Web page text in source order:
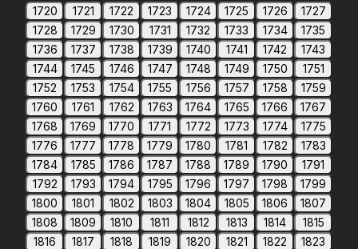
1720
1721 1722 1723 1724 1725 1726
1727
1728
1729 1730 1731 1732 1733 1734
1735
1736
1737 1738 1739 1740 1741 1742
1743
1744
1745 1746 1747 1748 1749 1750
1751
1752
1753 1754 1755 1756 1757 1758
1759
1760
1761 1762 1763 1764 1765 1766
1767
1768
1769 1770 1771 1772 1773 1774
1775
1776
1777 1778 1779 1780 1781 1782
1783
1784
1785 1786 1787 1788 1789 1790
1791
1792
1793 1794 1795 1796 1797 1798
1799
1800
1801 1802 1803 1804 1805 1806
1807
1808
1809 1810 1811 1812 1813 1814
1815
1816
1817 1818 1819 1820 1821 1822
1823